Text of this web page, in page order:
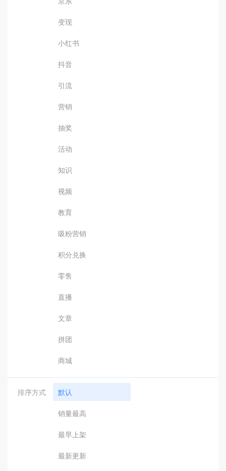
变现
小红书
抖音
引流
营销
抽奖
活动
知识
视频
教育
吸粉营销
积分兑换
零售
直播
文章
拼团
商城
排序方式 默认
销量最高
最早上架
最新更新